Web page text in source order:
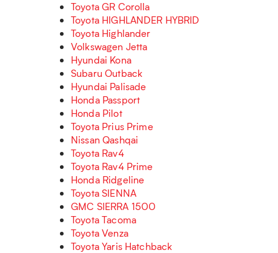
Toyota GR Corolla
Toyota HIGHLANDER HYBRID
Toyota Highlander
Volkswagen Jetta
Hyundai Kona
Subaru Outback
Hyundai Palisade
Honda Passport
Honda Pilot
Toyota Prius Prime
Nissan Qashqai
Toyota Rav4
Toyota Rav4 Prime
Honda Ridgeline
Toyota SIENNA
GMC SIERRA 1500
Toyota Tacoma
Toyota Venza
Toyota Yaris Hatchback